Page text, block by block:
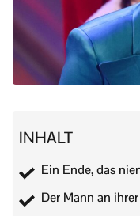
INHALT
Ein Ende, das
Der Mann an